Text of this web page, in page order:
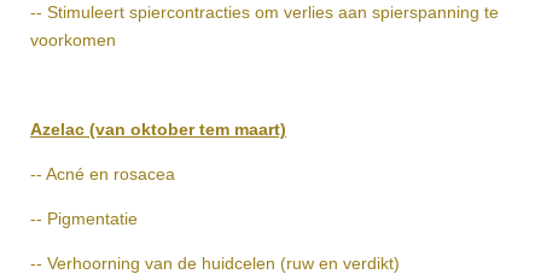
-- Stimuleert spiercontracties om verlies aan spierspanning te
voorkomen
Azelac (van oktober tem maart)
-- Acné en rosacea
-- Pigmentatie
-- Verhoorning van de huidcelen (ruw en verdikt)